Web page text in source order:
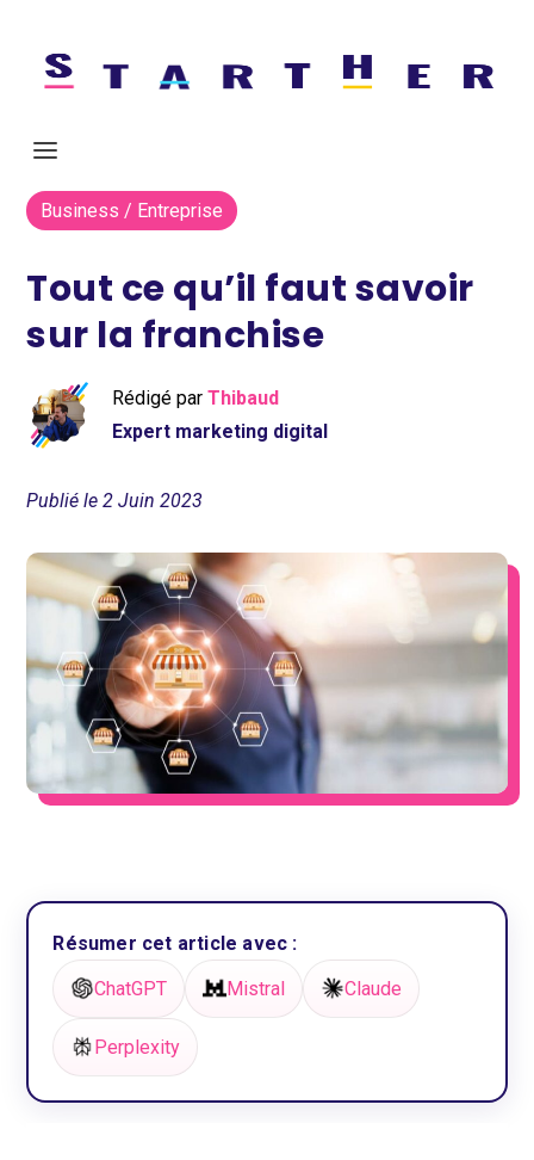
Business / Entreprise
Tout ce qu’il faut savoir
sur la franchise
Rédigé par Thibaud
Expert marketing digital
Publié le 2 Juin 2023
Résumer cet article avec :
ChatGPT
Mistral Claude
Perplexity